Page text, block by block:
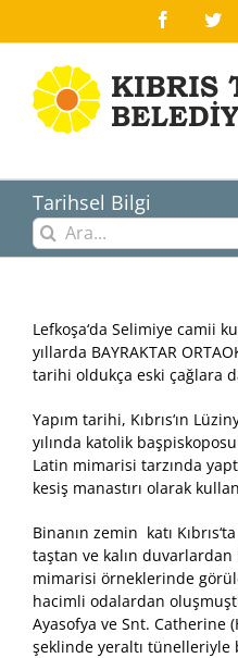
Facebook
Tarihsel Bilgi
Ara:
Lefkoşa‘da Selimiye camii
yıllarda BAYRAKTAR
tarihi oldukça eski çağlara
Yapım tarihi, Kıbrıs‘ın
yılında katolik
Latin mimarisi tarzında
kesiş manastırı olarak
Binanın zemin katı
taştan ve kalın
mimarisi örneklerinde
hacimli odalardan
Ayasofya ve Snt. Catherine
şeklinde yeraltı tünelleriyle